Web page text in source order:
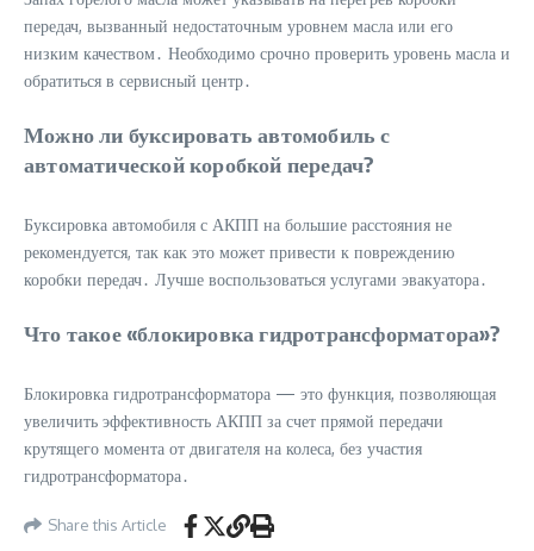
передач, вызванный недостаточным уровнем масла или его
низким качеством․ Необходимо срочно проверить уровень масла и
обратиться в сервисный центр․
Можно ли буксировать автомобиль с
автоматической коробкой передач?
Буксировка автомобиля с АКПП на большие расстояния не
рекомендуется, так как это может привести к повреждению
коробки передач․ Лучше воспользоваться услугами эвакуатора․
Что такое «блокировка гидротрансформатора»?
Блокировка гидротрансформатора — это функция, позволяющая
увеличить эффективность АКПП за счет прямой передачи
крутящего момента от двигателя на колеса, без участия
гидротрансформатора․
Share this Article